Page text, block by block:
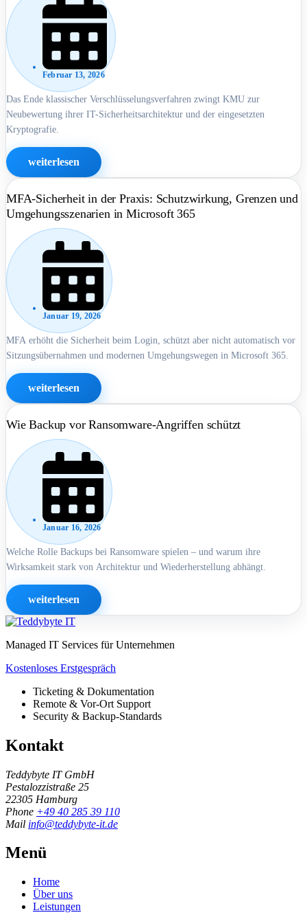
Februar 13, 2026
Das Ende klassischer Verschlüsselungsverfahren zwingt KMU zur
Neubewertung ihrer IT-Sicherheitsarchitektur und der eingesetzten
Kryptografie.
weiterlesen
MFA-Sicherheit in der Praxis: Schutzwirkung, Grenzen und
Umgehungsszenarien in Microsoft 365
Januar 19, 2026
MFA erhöht die Sicherheit beim Login, schützt aber nicht automatisch vor
Sitzungsübernahmen und modernen Umgehungswegen in Microsoft 365.
weiterlesen
Wie Backup vor Ransomware-Angriffen schützt
Januar 16, 2026
Welche Rolle Backups bei Ransomware spielen – und warum ihre
Wirksamkeit stark von Architektur und Wiederherstellung abhängt.
weiterlesen
Managed IT Services für Unternehmen
Kostenloses Erstgespräch
Ticketing & Dokumentation
Remote & Vor-Ort Support
Security & Backup-Standards
Kontakt
Teddybyte IT GmbH
Pestalozzistraße 25
22305 Hamburg
Phone +49 40 285 39 110
Mail info@teddybyte-it.de
Menü
Home
Über uns
Leistungen